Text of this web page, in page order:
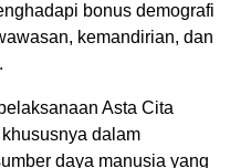
bonus demografi
kemandirian, dan
Asta Cita
dalam
daya manusia yang